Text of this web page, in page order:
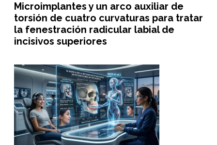
Microimplantes y un arco auxiliar de
torsión de cuatro curvaturas para tratar
la fenestración radicular labial de
incisivos superiores